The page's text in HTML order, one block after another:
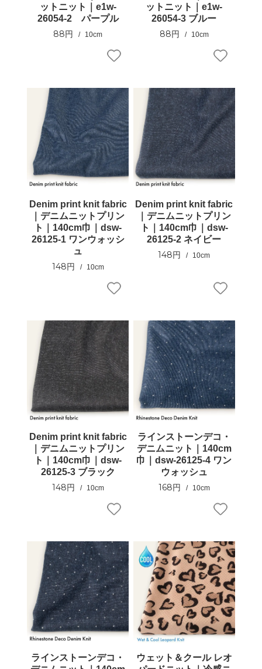
ットニット｜e1w-
26054-2 パープル
88円 10cm
ットニット｜e1w-
26054-3 ブルー
88円 10cm
Denim print knit fabric
｜デニムニットプリン
ト｜140cm巾｜dsw-
26125-1 ワンウォッシ
ュ
148円 10cm
Denim print knit fabric
｜デニムニットプリン
ト｜140cm巾｜dsw-
26125-2 ネイビー
148円 10cm
Denim print knit fabric
｜デニムニットプリン
ト｜140cm巾｜dsw-
26125-3 ブラック
148円 10cm
ラインストーンデコ・
デニムニット｜140cm
巾｜dsw-26125-4 ワン
ウォッシュ
168円 10cm
ラインストーンデコ・
ウェット＆クール レオ